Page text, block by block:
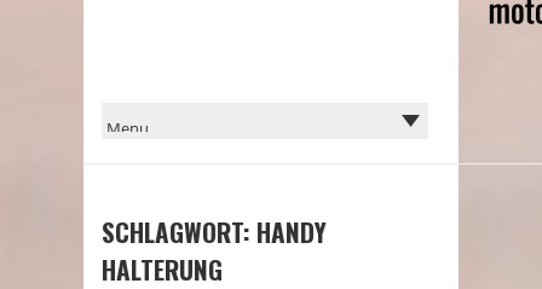
SCHLAGWORT: HANDY
HALTERUNG